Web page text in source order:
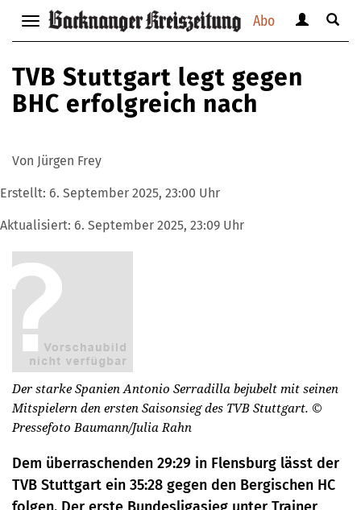
Abo
Navigation
anzeigen
verbergen
anzeigen
verbergen
Suche
TVB Stuttgart legt gegen
BHC erfolgreich nach
Von Jürgen Frey
Erstellt: 6. September 2025, 23:00 Uhr
Aktualisiert: 6. September 2025, 23:09 Uhr
Der starke Spanien Antonio Serradilla bejubelt mit seinen
Mitspielern den ersten Saisonsieg des TVB Stuttgart. ©
Pressefoto Baumann/Julia Rahn
Dem überraschenden 29:29 in Flensburg lässt der
TVB Stuttgart ein 35:28 gegen den Bergischen HC